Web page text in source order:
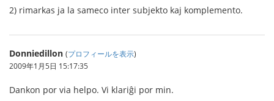
2) rimarkas ja la sameco inter subjekto kaj komplemento.
Donniedillon (プロフィールを表示)
2009年1月5日 15:17:35
Dankon por via helpo. Vi klariĝi por min.